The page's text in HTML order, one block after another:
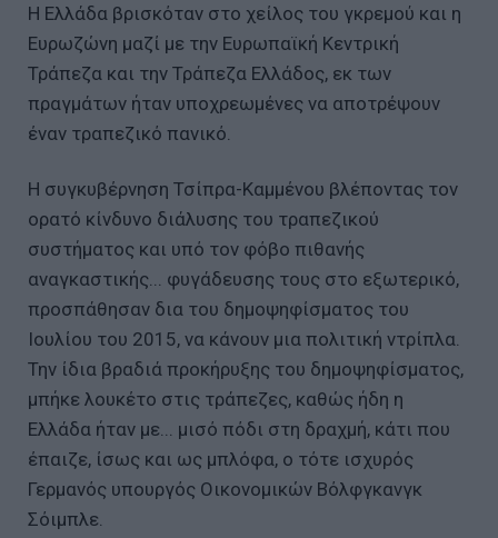
Η Ελλάδα βρισκόταν στο χείλος του γκρεμού και η
Ευρωζώνη μαζί με την Ευρωπαϊκή Κεντρική
Τράπεζα και την Τράπεζα Ελλάδος, εκ των
πραγμάτων ήταν υποχρεωμένες να αποτρέψουν
έναν τραπεζικό πανικό.
Η συγκυβέρνηση Τσίπρα-Καμμένου βλέποντας τον
ορατό κίνδυνο διάλυσης του τραπεζικού
συστήματος και υπό τον φόβο πιθανής
αναγκαστικής... φυγάδευσης τους στο εξωτερικό,
προσπάθησαν δια του δημοψηφίσματος του
Ιουλίου του 2015, να κάνουν μια πολιτική ντρίπλα.
Την ίδια βραδιά προκήρυξης του δημοψηφίσματος,
μπήκε λουκέτο στις τράπεζες, καθώς ήδη η
Ελλάδα ήταν με... μισό πόδι στη δραχμή, κάτι που
έπαιζε, ίσως και ως μπλόφα, ο τότε ισχυρός
Γερμανός υπουργός Οικονομικών Βόλφγκανγκ
Σόιμπλε.